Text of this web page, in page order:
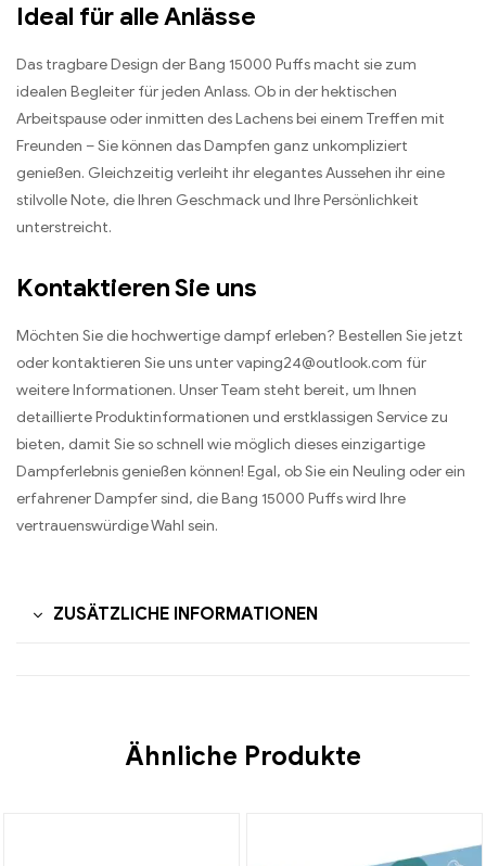
Ideal für alle Anlässe
Das tragbare Design der Bang 15000 Puffs macht sie zum
idealen Begleiter für jeden Anlass. Ob in der hektischen
Arbeitspause oder inmitten des Lachens bei einem Treffen mit
Freunden – Sie können das Dampfen ganz unkompliziert
genießen. Gleichzeitig verleiht ihr elegantes Aussehen ihr eine
stilvolle Note, die Ihren Geschmack und Ihre Persönlichkeit
unterstreicht.
Kontaktieren Sie uns
Möchten Sie die hochwertige dampf erleben? Bestellen Sie jetzt
oder kontaktieren Sie uns unter vaping24@outlook.com für
weitere Informationen. Unser Team steht bereit, um Ihnen
detaillierte Produktinformationen und erstklassigen Service zu
bieten, damit Sie so schnell wie möglich dieses einzigartige
Dampferlebnis genießen können! Egal, ob Sie ein Neuling oder ein
erfahrener Dampfer sind, die Bang 15000 Puffs wird Ihre
vertrauenswürdige Wahl sein.
ZUSÄTZLICHE INFORMATIONEN
Ähnliche Produkte